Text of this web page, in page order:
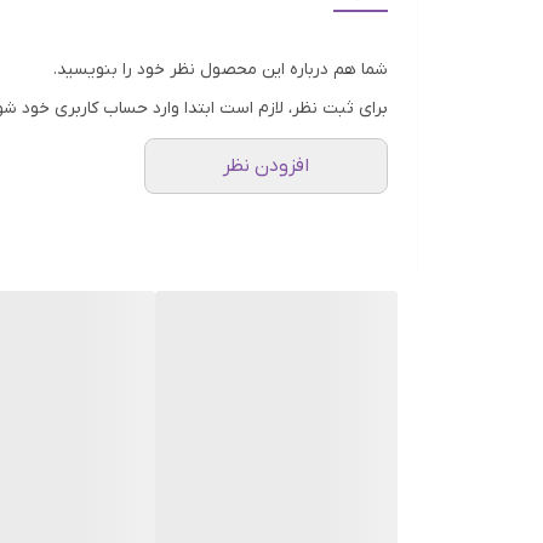
شده و فشرده شده به دست می‌آید. قهوه فوری یکی از
شما هم درباره این محصول نظر خود را بنویسید.
برای ثبت نظر، لازم است ابتدا وارد حساب کاربری خود
افزودن نظر